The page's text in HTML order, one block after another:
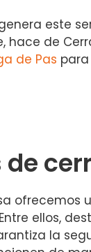
este
hace de
de Pas
ofrecemos
ellos,
la